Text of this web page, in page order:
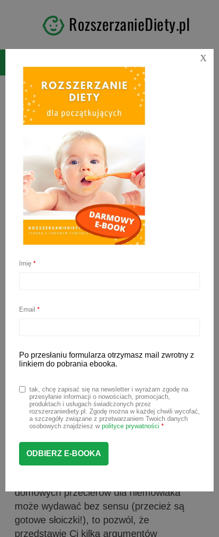
RozszerzanieDiety.pl
Pierwsze posiłki dla
niemowlaka – przepisy
niemowlaka? Przygotowałam dla Ciebie
4 proste przepisy na pierwsze przeciery
dla niemowląt.
Dlaczego warto
przygotowywać domowe
posiłki dla niemowlaka?
domowych przecierów dla niemowlaka
może wydawać bez sensu (przecież są
gotowe słoiczki!), to pozwól, że
przedstawię Ci kilka argumentów
Imię*
Email*
Po przesłaniu formularza otrzymasz mail zwrotny z
linkiem do pobrania ebooka.
tak, chcę zapisać się na newsletter i wyrażam zgodę na
przesyłanie informacji o nowościach, promocjach,
produktach i usługach świadczonych przez
rozszerzaniediety.pl. Zgodę można w każdej chwili wycofać,
a szczegóły związane z przetwarzaniem Twoich danych
osobowych znajdziesz w polityce prywatności *
X